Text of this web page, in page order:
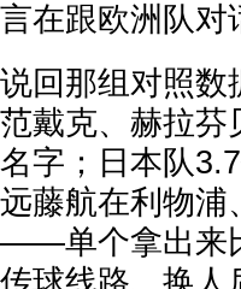
言在跟欧洲队对
说回那组对照数
范戴克、赫拉芬
名字；日本队
远藤航在利物浦
——单个拿出来
传球线路、换人